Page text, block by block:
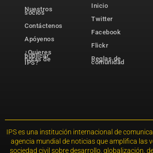
Nuestros
socios
Contáctenos
Apóyenos
¿Quieres
publicar
notas de
IPS?
Inicio
Twitter
Facebook
Flickr
Reglas de
comunidad
IPS es una institución internacional de
agencia mundial de noticias que amplifica las
sociedad civil sobre desarrollo, globalización,